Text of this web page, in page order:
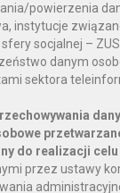
powierzenia
instytucje
sfery socjalnej –
danym
sektora
do realizacji
przez ustawy